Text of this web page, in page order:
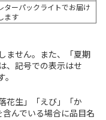
ターパックライトでお届け
ます
ません。また、「夏期
、記号での表示はせ
花生」「えび」「か
んでいる場合に品目名